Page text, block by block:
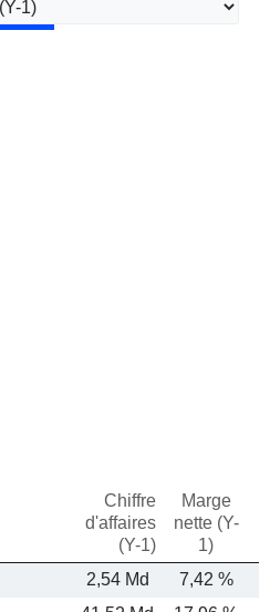
Chiffre
d'affaires
(Y-1)
Marge
nette (Y-
1)
2,54 Md 7,42 %